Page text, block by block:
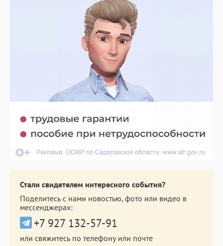
Стали свидетелем интересного события?
Поделитесь с нами новостью, фото или видео в
мессенджерах:
+7 927 132-57-91
или свяжитесь по телефону или почте